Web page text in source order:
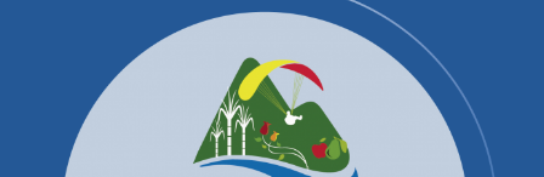
Productos y Servicios
Convocatorias Precalificación